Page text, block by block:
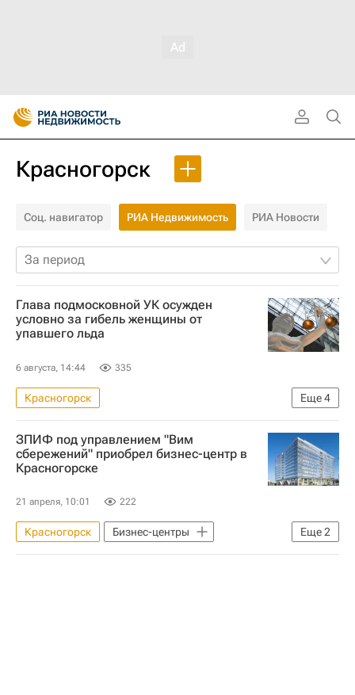
Красногорск
Соц. навигатор РИА Недвижимость РИА Новости
За период
Глава подмосковной УК осужден
условно за гибель женщины от
упавшего льда
6 августа, 14:44 335
Еще4
Красногорск
Московская область (Подмосковье)
ЖКХ
Криминал
Управляющие компании
ЗПИФ под управлением "Вим
сбережений" приобрел бизнес-центр в
Красногорске
21 апреля, 10:01 222
Еще2
Красногорск
Бизнес-центры
Московская область (Подмосковье)